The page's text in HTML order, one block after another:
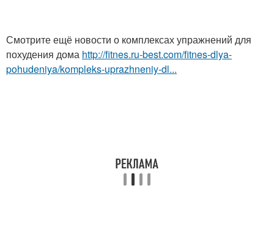
Смотрите ещё новости о комплексах упражнений для
похудения дома http://fitnes.ru-best.com/fitnes-dlya-
pohudeniya/kompleks-uprazhneniy-dl...